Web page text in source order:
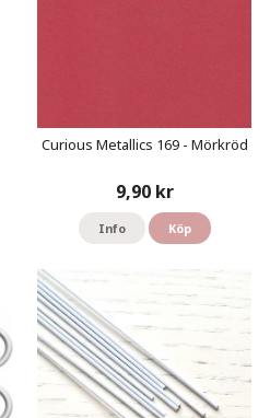
Curious Metallics 169 - Mörkröd
9,90 kr
Info Köp